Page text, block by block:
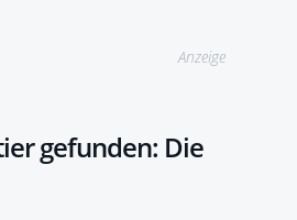
Anzeige
gefunden: Die